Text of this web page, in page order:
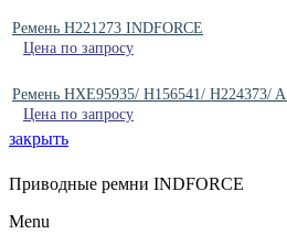
Ремень H221273 INDFORCE
Цена по запросу
Ремень HXE95935/ H156541/ H224373/
Цена по запросу
закрыть
Приводные ремни INDFORCE
Menu